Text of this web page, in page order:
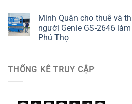
Minh Quân cho thuê và
người Genie GS-2646
Phú Thọ
THỐNG KÊ TRUY CẬP